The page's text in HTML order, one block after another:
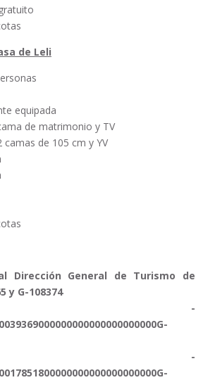
de Leli
equipada
de matrimonio y TV
de 105 cm y YV
Dirección General de Turismo de
y G-108374
-
-